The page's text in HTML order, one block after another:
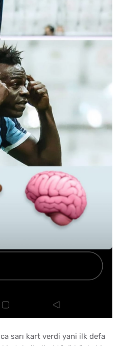
sarı kart verdi yani ilk defa